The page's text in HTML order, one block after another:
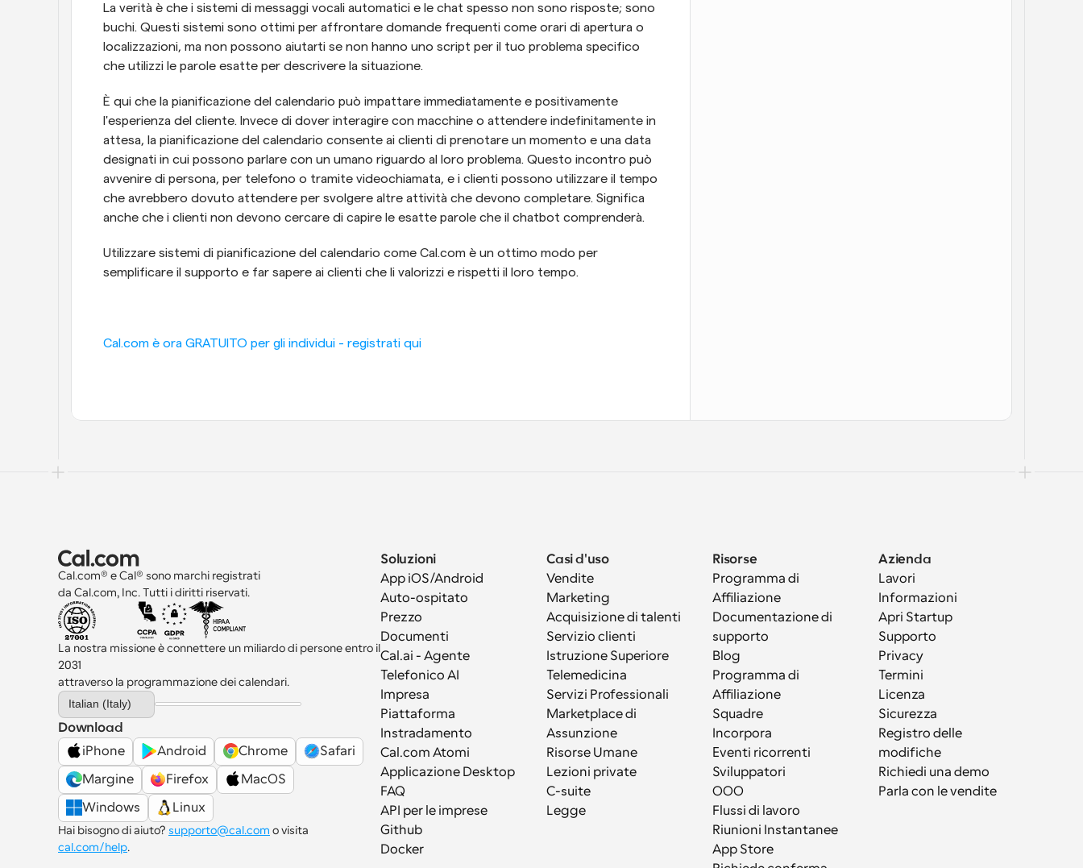
La verità è che i sistemi di messaggi vocali automatici e le chat spesso non sono risposte; sono
buchi. Questi sistemi sono ottimi per affrontare domande frequenti come orari di apertura o
localizzazioni, ma non possono aiutarti se non hanno uno script per il tuo problema specifico
che utilizzi le parole esatte per descrivere la situazione.
È qui che la pianificazione del calendario può impattare immediatamente e positivamente
l'esperienza del cliente. Invece di dover interagire con macchine o attendere indefinitamente in
attesa, la pianificazione del calendario consente ai clienti di prenotare un momento e una data
designati in cui possono parlare con un umano riguardo al loro problema. Questo incontro può
avvenire di persona, per telefono o tramite videochiamata, e i clienti possono utilizzare il tempo
che avrebbero dovuto attendere per svolgere altre attività che devono completare. Significa
anche che i clienti non devono cercare di capire le esatte parole che il chatbot comprenderà.
Utilizzare sistemi di pianificazione del calendario come Cal.com è un ottimo modo per
semplificare il supporto e far sapere ai clienti che li valorizzi e rispetti il loro tempo.
Cal.com è ora GRATUITO per gli individui - registrati qui
Cal.com® e Cal® sono marchi registrati
da Cal.com, Inc. Tutti i diritti riservati.
La nostra missione è connettere un miliardo di persone entro il
2031
attraverso la programmazione dei calendari.
Select Language
Italian (Italy)
Download
iPhone
Android Chrome
Safari
Margine
Firefox
MacOS
Windows
Linux
Hai bisogno di aiuto? supporto@cal.com
cal.com/help.
Soluzioni
App iOS/Android
Auto-ospitato
Prezzo
Documenti
Cal.ai - Agente
Telefonico AI
Impresa
Piattaforma
Instradamento
Cal.com Atomi
Applicazione Desktop
FAQ
API per le imprese
Github
Docker
Casi d'uso
Vendite
Marketing
Acquisizione di talenti
Servizio clienti
Istruzione Superiore
Telemedicina
Servizi Professionali
Marketplace di
Assunzione
Risorse Umane
Lezioni private
C-suite
Legge
Risorse
Programma di
Affiliazione
Documentazione di
supporto
Blog
Programma di
Affiliazione
Squadre
Incorpora
Eventi ricorrenti
Sviluppatori
OOO
Flussi di lavoro
Riunioni Instantanee
App Store
Azienda
Lavori
Informazioni
Apri Startup
Supporto
Privacy
Termini
Licenza
Sicurezza
Registro delle
modifiche
Richiedi una demo
Parla con le vendite